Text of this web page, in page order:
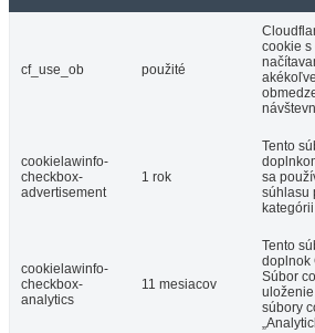
cf_use_ob použité
cookie
cookielawinfo-
checkbox-
advertisement
1 rok
Tento
sa
súhlasu
cookielawinfo-
checkbox-
analytics
11 mesiacov
Tento
doplnok
Súbor
súbory